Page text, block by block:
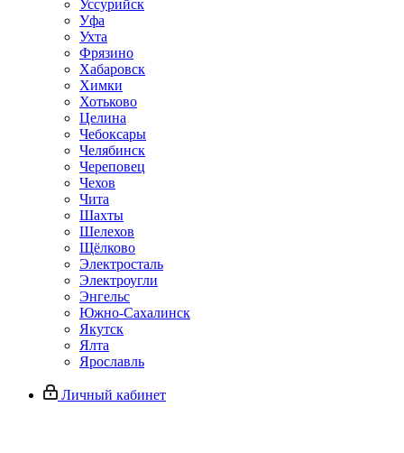
Уссурийск
Уфа
Ухта
Фрязино
Хабаровск
Химки
Хотьково
Целина
Чебоксары
Челябинск
Череповец
Чехов
Чита
Шахты
Шелехов
Щёлково
Электросталь
Электроугли
Энгельс
Южно-Сахалинск
Якутск
Ялта
Ярославль
Личный кабинет